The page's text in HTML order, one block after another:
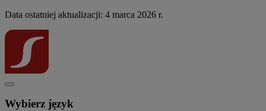
Data ostatniej aktualizacji: 4 marca 2026 r.
Wybierz język